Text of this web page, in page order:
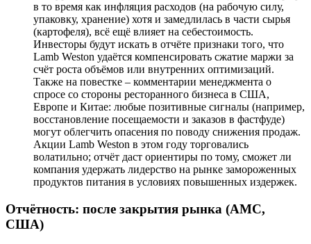
в то время как инфляция расходов (на рабочую силу,
упаковку, хранение) хотя и замедлилась в части сырья
(картофеля), всё ещё влияет на себестоимость.
Инвесторы будут искать в отчёте признаки того, что
Lamb Weston удаётся компенсировать сжатие маржи за
счёт роста объёмов или внутренних оптимизаций.
Также на повестке – комментарии менеджмента о
спросе со стороны ресторанного бизнеса в США,
Европе и Китае: любые позитивные сигналы (например,
восстановление посещаемости и заказов в фастфуде)
могут облегчить опасения по поводу снижения продаж.
Акции Lamb Weston в этом году торговались
волатильно; отчёт даст ориентиры по тому, сможет ли
компания удержать лидерство на рынке замороженных
продуктов питания в условиях повышенных издержек.
Отчётность: после закрытия рынка (AMC,
США)